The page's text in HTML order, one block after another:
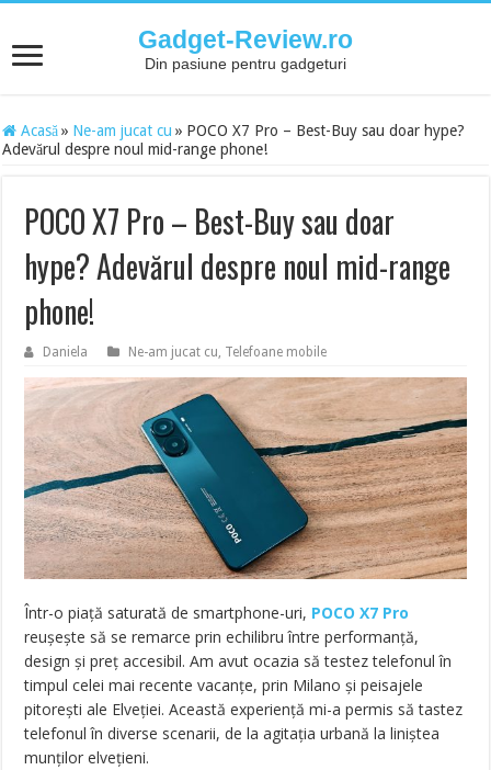
Gadget-Review.ro
Din pasiune pentru gadgeturi
Acasă » Ne-am jucat cu » POCO X7 Pro – Best-Buy sau doar hype?
Adevărul despre noul mid-range phone!
POCO X7 Pro – Best-Buy sau doar
hype? Adevărul despre noul mid-range
phone!
Daniela Ne-am jucat cu, Telefoane mobile
Într-o piață saturată de smartphone-uri, POCO X7 Pro
reușește să se remarce prin echilibru între performanță,
design și preț accesibil. Am avut ocazia să testez telefonul în
timpul celei mai recente vacanțe, prin Milano și peisajele
pitorești ale Elveției. Această experiență mi-a permis să tastez
telefonul în diverse scenarii, de la agitația urbană la liniștea
munților elvețieni.